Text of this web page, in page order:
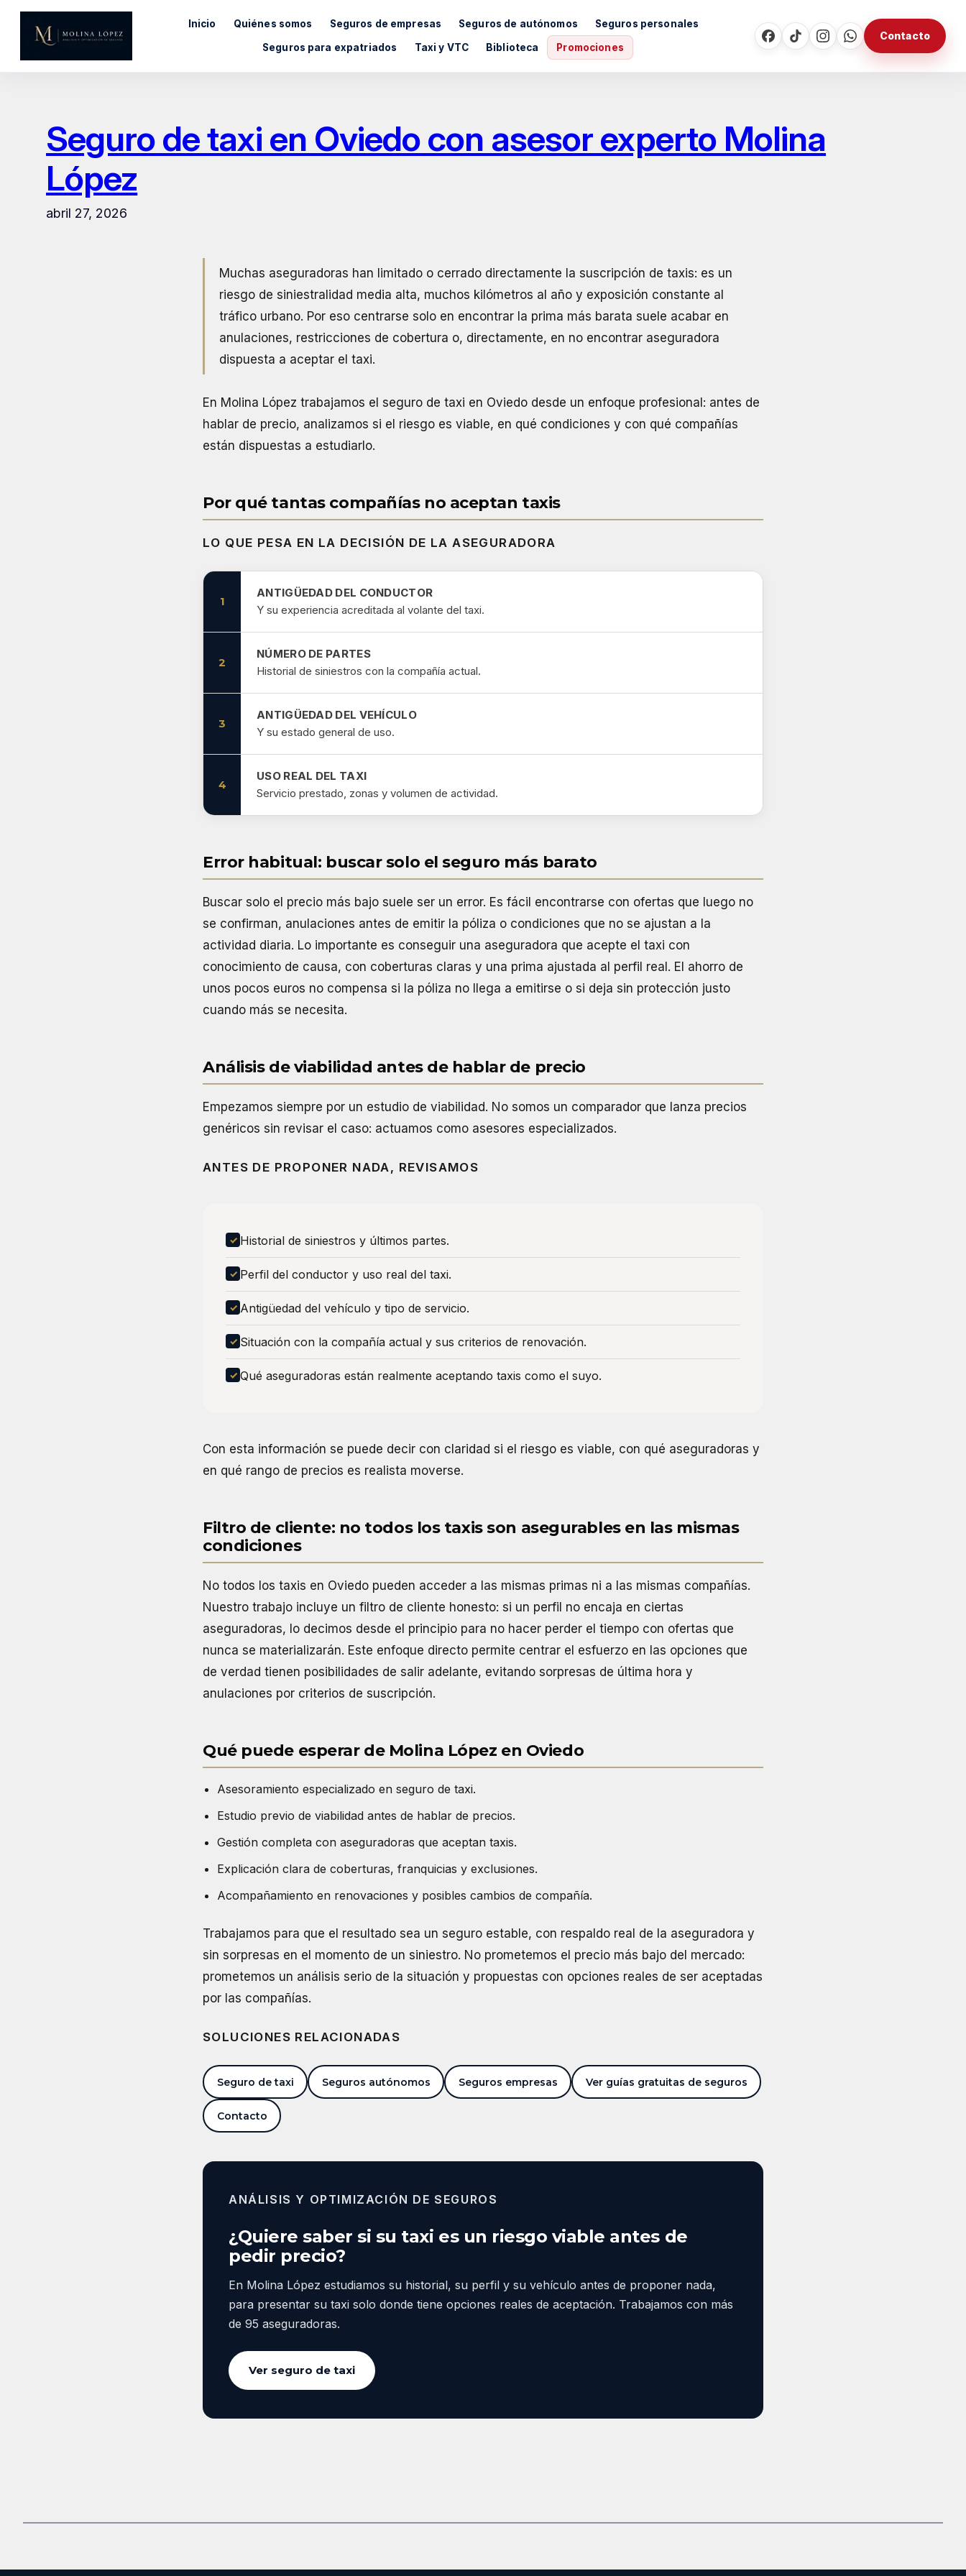
Saltar
contenido
Inicio Quiénes somos Seguros de empresas Seguros de autónomos Seguros personales
Seguros para expatriados Taxi y VTC Biblioteca Promociones
Contacto
Seguro de taxi en Oviedo con asesor experto Molina
López
abril 27, 2026
Muchas aseguradoras han limitado o cerrado directamente la suscripción de taxis: es un
riesgo de siniestralidad media alta, muchos kilómetros al año y exposición constante al
tráfico urbano. Por eso centrarse solo en encontrar la prima más barata suele acabar en
anulaciones, restricciones de cobertura o, directamente, en no encontrar aseguradora
dispuesta a aceptar el taxi.
En Molina López trabajamos el seguro de taxi en Oviedo desde un enfoque profesional: antes de
hablar de precio, analizamos si el riesgo es viable, en qué condiciones y con qué compañías
están dispuestas a estudiarlo.
Por qué tantas compañías no aceptan taxis
LO QUE PESA EN LA DECISIÓN DE LA ASEGURADORA
1
ANTIGÜEDAD DEL CONDUCTOR
Y su experiencia acreditada al volante del taxi.
2
NÚMERO DE PARTES
Historial de siniestros con la compañía actual.
3
ANTIGÜEDAD DEL VEHÍCULO
Y su estado general de uso.
4
USO REAL DEL TAXI
Servicio prestado, zonas y volumen de actividad.
Error habitual: buscar solo el seguro más barato
Buscar solo el precio más bajo suele ser un error. Es fácil encontrarse con ofertas que luego no
se confirman, anulaciones antes de emitir la póliza o condiciones que no se ajustan a la
actividad diaria. Lo importante es conseguir una aseguradora que acepte el taxi con
conocimiento de causa, con coberturas claras y una prima ajustada al perfil real. El ahorro de
unos pocos euros no compensa si la póliza no llega a emitirse o si deja sin protección justo
cuando más se necesita.
Análisis de viabilidad antes de hablar de precio
Empezamos siempre por un estudio de viabilidad. No somos un comparador que lanza precios
genéricos sin revisar el caso: actuamos como asesores especializados.
ANTES DE PROPONER NADA, REVISAMOS
Historial de siniestros y últimos partes.
Perfil del conductor y uso real del taxi.
Antigüedad del vehículo y tipo de servicio.
Situación con la compañía actual y sus criterios de renovación.
Qué aseguradoras están realmente aceptando taxis como el suyo.
Con esta información se puede decir con claridad si el riesgo es viable, con qué aseguradoras y
en qué rango de precios es realista moverse.
Filtro de cliente: no todos los taxis son asegurables en las mismas
condiciones
No todos los taxis en Oviedo pueden acceder a las mismas primas ni a las mismas compañías.
Nuestro trabajo incluye un filtro de cliente honesto: si un perfil no encaja en ciertas
aseguradoras, lo decimos desde el principio para no hacer perder el tiempo con ofertas que
nunca se materializarán. Este enfoque directo permite centrar el esfuerzo en las opciones que
de verdad tienen posibilidades de salir adelante, evitando sorpresas de última hora y
anulaciones por criterios de suscripción.
Qué puede esperar de Molina López en Oviedo
Asesoramiento especializado en seguro de taxi.
Estudio previo de viabilidad antes de hablar de precios.
Gestión completa con aseguradoras que aceptan taxis.
Explicación clara de coberturas, franquicias y exclusiones.
Acompañamiento en renovaciones y posibles cambios de compañía.
Trabajamos para que el resultado sea un seguro estable, con respaldo real de la aseguradora y
sin sorpresas en el momento de un siniestro. No prometemos el precio más bajo del mercado:
prometemos un análisis serio de la situación y propuestas con opciones reales de ser aceptadas
por las compañías.
SOLUCIONES RELACIONADAS
Seguro de taxi Seguros autónomos Seguros empresas Ver guías gratuitas de seguros
Contacto
ANÁLISIS Y OPTIMIZACIÓN DE SEGUROS
¿Quiere saber si su taxi es un riesgo viable antes de
pedir precio?
En Molina López estudiamos su historial, su perfil y su vehículo antes de proponer nada,
para presentar su taxi solo donde tiene opciones reales de aceptación. Trabajamos con más
de 95 aseguradoras.
Ver seguro de taxi